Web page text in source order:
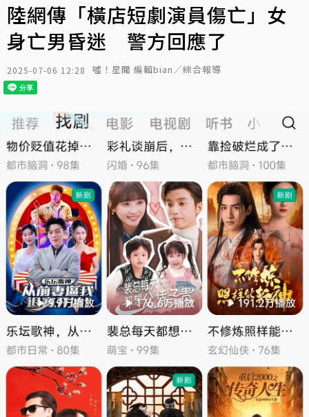
陸網傳「橫店短劇演員傷亡」女
身亡男昏迷 警方回應了
2025-07-06 12:28 噓！星聞 編輯bian／綜合報導